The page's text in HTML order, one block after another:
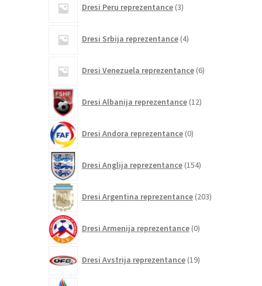
Dresi Peru reprezentance 3izdelki
Dresi Srbija reprezentance 4izdelki
Dresi Venezuela reprezentance 6izdelkov
Dresi Albanija reprezentance 12izdelkov
Dresi Andora reprezentance 0izdelkov
Dresi Anglija reprezentance 154izdelkov
Dresi Argentina reprezentance 203izdelki
Dresi Armenija reprezentance 0izdelkov
Dresi Avstrija reprezentance 19izdelkov